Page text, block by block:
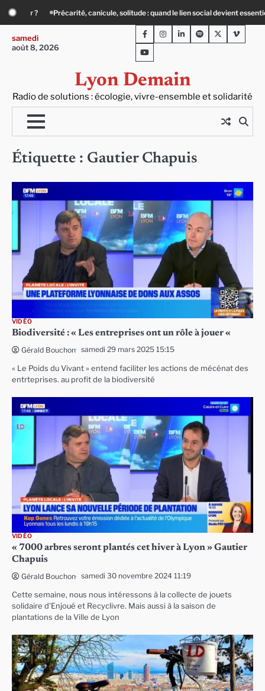
Skip
content
devient essentiel « Ça chauffe » : des acteurs du batiment face au défi
samedi
août 8, 2026
Lyon Demain
Radio de solutions : écologie, vivre-ensemble et solidarité
FacebookInstagram
LinkedInSpotifyTwitterViméo
Youtube
Étiquette : Gautier Chapuis
VIDÉO
Biodiversité : « Les entreprises ont un rôle à jouer «
Gérald Bouchon samedi 29 mars 2025 15:15
« Le Poids du Vivant » entend faciliter les actions de mécénat des
entrteprises. au profit de la biodiversité
VIDÉO
« 7000 arbres seront plantés cet hiver à Lyon » Gautier
Chapuis
Gérald Bouchon samedi 30 novembre 2024 11:19
Cette semaine, nous nous intéressons à la collecte de jouets
solidaire d’Enjoué et Recyclivre. Mais aussi à la saison de
plantations de la Ville de Lyon